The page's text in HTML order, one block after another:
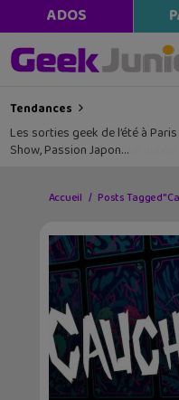
ADOS
Tendances
Les sorties geek de l’été à
Show, Passion Japon…
Accueil Posts Tagged